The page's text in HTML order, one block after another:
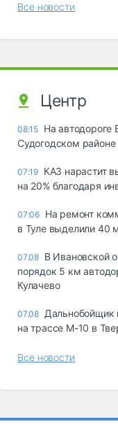
Все новости
Центр
08:15 На
Судогодском районе
07:19 КАЗ нарастит
на 20% благодаря
07:06 На ремонт
в Туле выделили 40
07.08 В Ивановской
порядок 5 км
Кулачево
07.08 Дальнобойщик
на трассе М-10 в
Все новости